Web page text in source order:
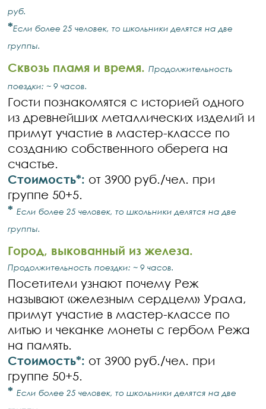
руб.
*Если более 25 человек, то школьники делятся на две
группы.
Сквозь пламя и время. Продолжительность
поездки: ~ 9 часов.
Гости познакомятся с историей одного
из древнейших металлических изделий и
примут участие в мастер-классе по
созданию собственного оберега на
счастье.
Стоимость*: от 3900 руб./чел. при
группе 50+5.
*Если более 25 человек, то школьники делятся на две
группы.
Город, выкованный из железа.
Продолжительность поездки: ~ 9 часов.
Посетители узнают почему Реж
называют «железным сердцем» Урала,
примут участие в мастер-классе по
литью и чеканке монеты с гербом Режа
на память.
Стоимость*: от 3900 руб./чел. при
группе 50+5.
*Если более 25 человек, то школьники делятся на две